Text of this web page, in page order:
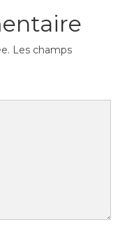
Les champs